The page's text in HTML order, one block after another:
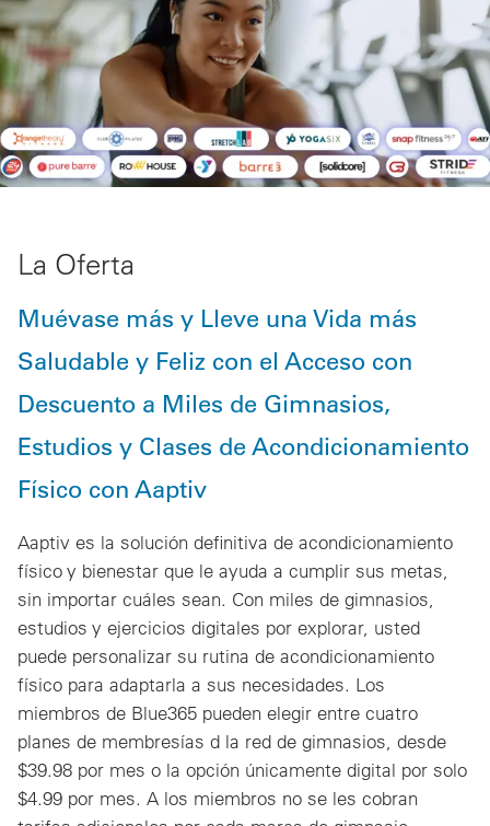
La Oferta
Muévase más y Lleve una Vida más
Saludable y Feliz con el Acceso con
Descuento a Miles de Gimnasios,
Estudios y Clases de Acondicionamiento
Físico con Aaptiv
Aaptiv es la solución definitiva de acondicionamiento
físico y bienestar que le ayuda a cumplir sus metas,
sin importar cuáles sean. Con miles de gimnasios,
estudios y ejercicios digitales por explorar, usted
puede personalizar su rutina de acondicionamiento
físico para adaptarla a sus necesidades. Los
miembros de Blue365 pueden elegir entre cuatro
planes de membresías d la red de gimnasios, desde
$39.98 por mes o la opción únicamente digital por solo
$4.99 por mes. A los miembros no se les cobran